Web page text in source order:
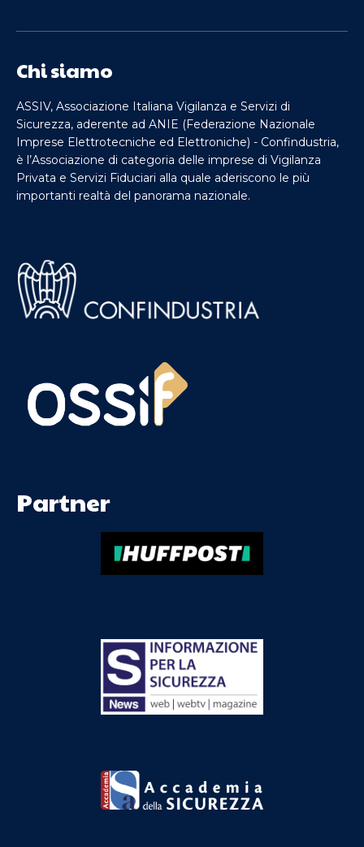
Chi siamo
ASSIV, Associazione Italiana Vigilanza e Servizi di
Sicurezza, aderente ad ANIE (Federazione Nazionale
Imprese Elettrotecniche ed Elettroniche) - Confindustria,
è l’Associazione di categoria delle imprese di Vigilanza
Privata e Servizi Fiduciari alla quale aderiscono le più
importanti realtà del panorama nazionale.
Partner